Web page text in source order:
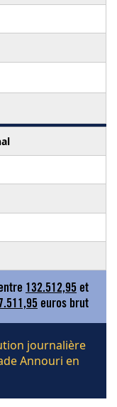
132.512,95 et
euros brut
journalière
Annouri en